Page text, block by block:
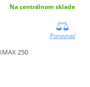
Na centrálnom sklade
Porovnať
250